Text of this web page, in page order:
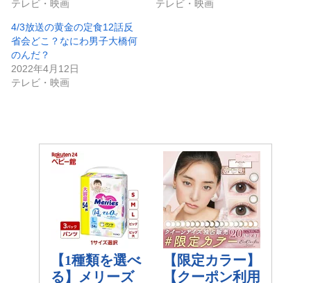
テレビ・映画
テレビ・映画
4/3放送の黄金の定食12話反
省会どこ？なにわ男子大橋何
のんだ？
2022年4月12日
テレビ・映画